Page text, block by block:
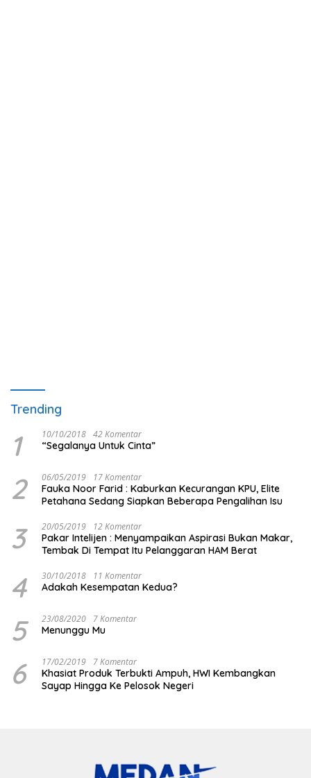
Trending
1 10/10/2018 42 Komentar
“Segalanya Untuk Cinta”
2 06/05/2019 17 Komentar
Fauka Noor Farid : Kaburkan Kecurangan KPU, Elite
Petahana Sedang Siapkan Beberapa Pengalihan Isu
3 20/05/2019 12 Komentar
Pakar Intelijen : Menyampaikan Aspirasi Bukan Makar,
Tembak Di Tempat Itu Pelanggaran HAM Berat
4 30/10/2018 11 Komentar
Adakah Kesempatan Kedua?
5 23/08/2020 7 Komentar
Menunggu Mu
6 17/02/2019 7 Komentar
Khasiat Produk Terbukti Ampuh, HWI Kembangkan
Sayap Hingga Ke Pelosok Negeri